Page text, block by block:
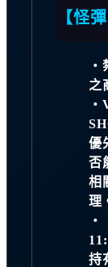
【怪
之
優
否
相
理
持